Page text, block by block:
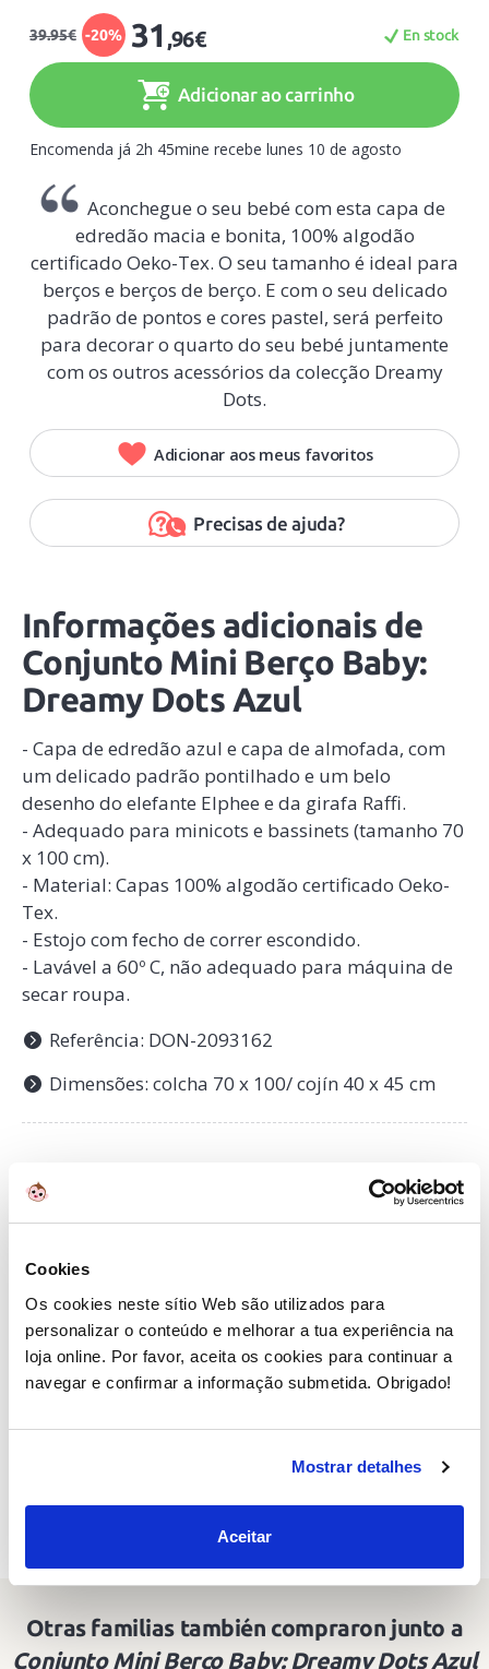
Cookies
Os cookies neste sítio Web são utilizados para
personalizar o conteúdo e melhorar a tua experiência na
loja online. Por favor, aceita os cookies para continuar a
navegar e confirmar a informação submetida. Obrigado!
Mostrar detalhes
Aceitar
39.95€ -20% 31 ,96€ En stock
Adicionar ao carrinho
Encomenda já 2h 45mine recebe lunes 10 de agosto
Aconchegue o seu bebé com esta capa de
edredão macia e bonita, 100% algodão
certificado Oeko-Tex. O seu tamanho é ideal para
berços e berços de berço. E com o seu delicado
padrão de pontos e cores pastel, será perfeito
para decorar o quarto do seu bebé juntamente
com os outros acessórios da colecção Dreamy
Dots.
Adicionar aos meus favoritos
Precisas de ajuda?
Informações adicionais de
Conjunto Mini Berço Baby:
Dreamy Dots Azul
- Capa de edredão azul e capa de almofada, com
um delicado padrão pontilhado e um belo
desenho do elefante Elphee e da girafa Raffi.
- Adequado para minicots e bassinets (tamanho 70
x 100 cm).
- Material: Capas 100% algodão certificado Oeko-
Tex.
- Estojo com fecho de correr escondido.
- Lavável a 60º C, não adequado para máquina de
secar roupa.
Referência: DON-2093162
Dimensões: colcha 70 x 100/ cojín 40 x 45 cm
Produtos com um design nórdico e muito doce,
que se adaptam facilmente à decoração da casa e
que são também muito úteis para os mais
pequenos.
Encontra semelhantes em:
Otras familias también compraron junto a
Conjunto Mini Berço Baby: Dreamy Dots Azul